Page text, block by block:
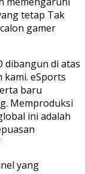
tetap Tak
gamer
dibangun di atas
kami. eSports
baru
Memproduksi
ini adalah
yang